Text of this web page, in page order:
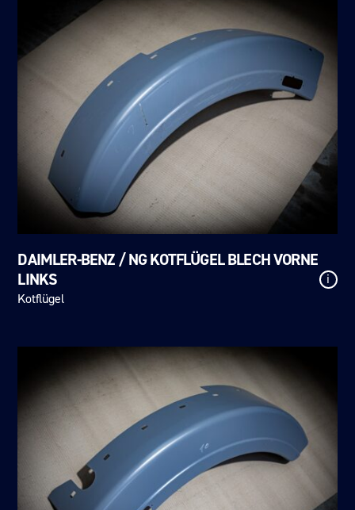
DAIMLER-BENZ / NG KOTFLÜGEL BLECH VORNE
LINKS
Kotflügel
i